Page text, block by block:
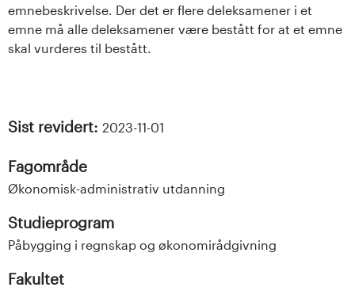
emnebeskrivelse. Der det er flere deleksamener i et
emne må alle deleksamener være bestått for at et emne
skal vurderes til bestått.
Sist revidert: 2023-11-01
Fagområde
Økonomisk-administrativ utdanning
Studieprogram
Påbygging i regnskap og økonomirådgivning
Fakultet